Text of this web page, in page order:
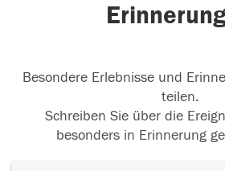
Besondere Erlebnisse und
teilen.
Schreiben Sie über die
besonders in Erinnerung